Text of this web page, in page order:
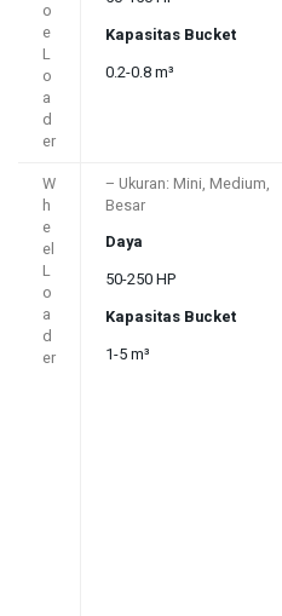
o
e
L
o
a
d
er
Kapasitas Bucket
0.2-0.8 m³
W
h
e
el
L
o
a
d
er
– Ukuran: Mini, Medium,
Besar
Daya
50-250 HP
Kapasitas Bucket
1-5 m³